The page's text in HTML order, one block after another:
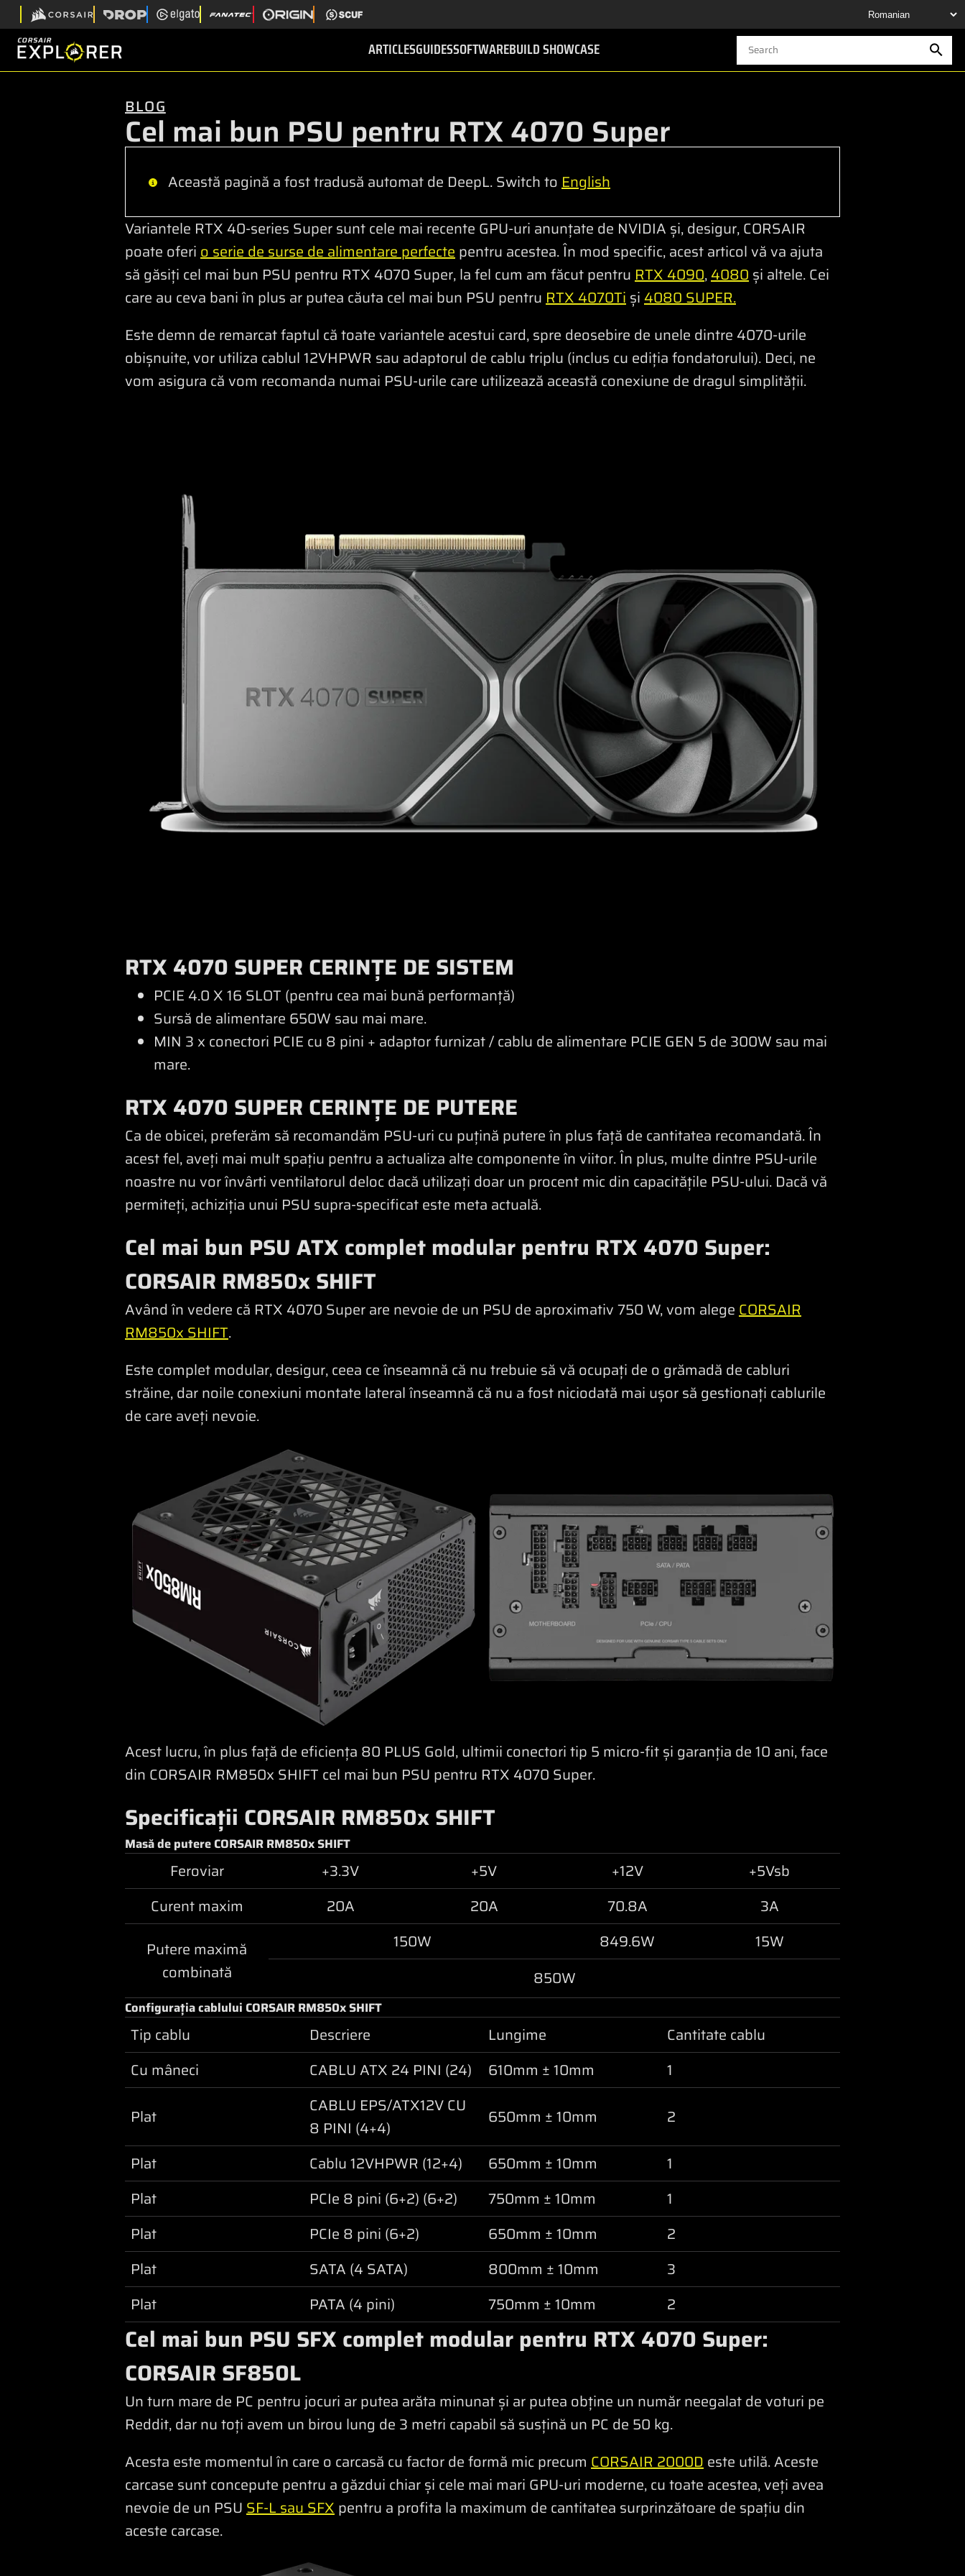
ARTICLESGUIDESSOFTWAREBUILD SHOWCASE
BLOG
Cel mai bun PSU pentru RTX 4070 Super
Această pagină a fost tradusă automat de DeepL. Switch toEnglish
Variantele RTX 40-series Super sunt cele mai recente GPU-uri anunțate de NVIDIA și, desigur, CORSAIR
poate oferio serie de surse de alimentare perfectepentru acestea. În mod specific, acest articol vă va ajuta
să găsiți cel mai bun PSU pentru RTX 4070 Super, la fel cum am făcut pentruRTX 4090,4080și altele. Cei
care au ceva bani în plus ar putea căuta cel mai bun PSU pentruRTX 4070Tiși4080 SUPER.
Este demn de remarcat faptul că toate variantele acestui card, spre deosebire de unele dintre 4070-urile
obișnuite, vor utiliza cablul 12VHPWR sau adaptorul de cablu triplu (inclus cu ediția fondatorului). Deci, ne
vom asigura că vom recomanda numai PSU-urile care utilizează această conexiune de dragul simplității.
RTX 4070 SUPER CERINȚE DE SISTEM
PCIE 4.0 X 16 SLOT (pentru cea mai bună performanță)
Sursă de alimentare 650W sau mai mare.
MIN 3 x conectori PCIE cu 8 pini + adaptor furnizat / cablu de alimentare PCIE GEN 5 de 300W sau mai
mare.
RTX 4070 SUPER CERINȚE DE PUTERE
Ca de obicei, preferăm să recomandăm PSU-uri cu puțină putere în plus față de cantitatea recomandată. În
acest fel, aveți mai mult spațiu pentru a actualiza alte componente în viitor. În plus, multe dintre PSU-urile
noastre nu vor învârti ventilatorul deloc dacă utilizați doar un procent mic din capacitățile PSU-ului. Dacă vă
permiteți, achiziția unui PSU supra-specificat este meta actuală.
Cel mai bun PSU ATX complet modular pentru RTX 4070 Super:
CORSAIR RM850x SHIFT
Având în vedere că RTX 4070 Super are nevoie de un PSU de aproximativ 750 W, vom alegeCORSAIR
RM850x SHIFT.
Este complet modular, desigur, ceea ce înseamnă că nu trebuie să vă ocupați de o grămadă de cabluri
străine, dar noile conexiuni montate lateral înseamnă că nu a fost niciodată mai ușor să gestionați cablurile
de care aveți nevoie.
Acest lucru, în plus față de eficiența 80 PLUS Gold, ultimii conectori tip 5 micro-fit și garanția de 10 ani, face
din CORSAIR RM850x SHIFT cel mai bun PSU pentru RTX 4070 Super.
Specificații CORSAIR RM850x SHIFT
Masă de putere CORSAIR RM850x SHIFT
Feroviar +3.3V +5V +12V
+5Vsb
Curent maxim
20A 20A 70.8A
3A
Putere maximă
combinată
150W 849.6W
15W
850W
Configurația cablului CORSAIR RM850x SHIFT
Tip cablu Descriere Lungime
Cantitate cablu
Cu mâneci
CABLU ATX 24 PINI (24) 610mm ± 10mm 1
Plat
CABLU EPS/ATX12V CU
8 PINI (4+4)
650mm ± 10mm 2
Plat Cablu 12VHPWR (12+4) 650mm ± 10mm
1
Plat
PCIe 8 pini (6+2) (6+2) 750mm ± 10mm
1
Plat
PCIe 8 pini (6+2) 650mm ± 10mm
2
Plat
SATA (4 SATA) 800mm ± 10mm
3
Plat
PATA (4 pini) 750mm ± 10mm 2
Cel mai bun PSU SFX complet modular pentru RTX 4070 Super:
CORSAIR SF850L
Un turn mare de PC pentru jocuri ar putea arăta minunat și ar putea obține un număr neegalat de voturi pe
Reddit, dar nu toți avem un birou lung de 3 metri capabil să susțină un PC de 50 kg.
Acesta este momentul în care o carcasă cu factor de formă mic precum CORSAIR 2000Deste utilă. Aceste
carcase sunt concepute pentru a găzdui chiar și cele mai mari GPU-uri moderne, cu toate acestea, veți avea
nevoie de un PSUSF-L sau SFXpentru a profita la maximum de cantitatea surprinzătoare de spațiu din
aceste carcase.